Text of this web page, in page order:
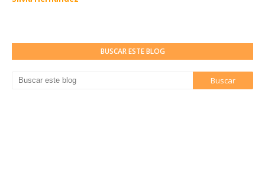
BUSCAR ESTE BLOG